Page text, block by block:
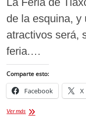
de la esquina, y
atractivos será,
feria.…
Comparte esto:
Facebook X
Ver másBoletos